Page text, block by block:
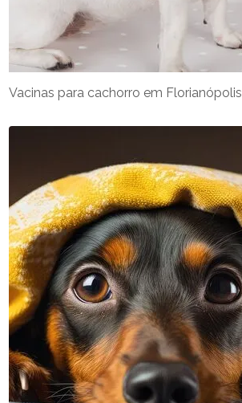
Vacinas para cachorro em Florianópolis